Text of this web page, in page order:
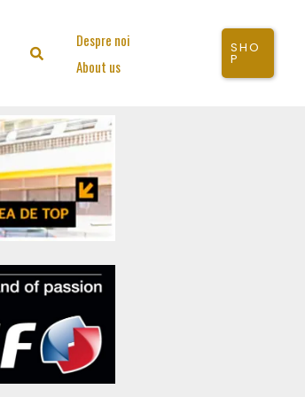
Search
Despre noi
About us
SHO
P